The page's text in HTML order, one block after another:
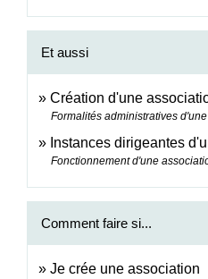
Et aussi
Création d'une
Formalités administratives
Instances dirigeantes
Fonctionnement d'une
Comment faire si...
Je crée une association